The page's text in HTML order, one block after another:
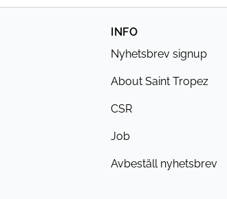
INFO
Nyhetsbrev signup
About Saint Tropez
CSR
Job
Avbeställ nyhetsbrev